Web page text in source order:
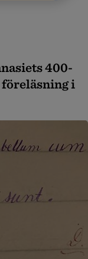
400-
i